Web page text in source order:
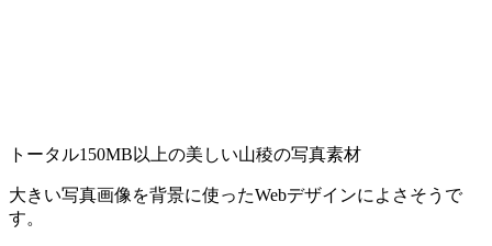
トータル150MB以上の美しい山稜の写真素材
大きい写真画像を背景に使ったWebデザインによさそうで
す。